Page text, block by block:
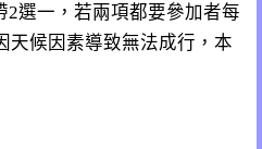
選一，若兩項都要參加者每
天候因素導致無法成行，本